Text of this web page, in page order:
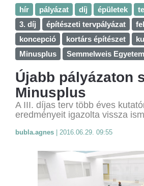
hír pályázat díj épületek
3. díj
építészeti tervpályázat
koncepció
kortárs építészet
Minusplus
Semmelweis Egyetem
Újabb pályázaton
Minusplus
A III. díjas terv több éves
eredményeit igazolta vissza
bubla.agnes 2016.06.29. 09:55